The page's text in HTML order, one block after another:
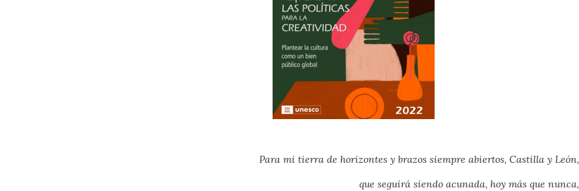
Para mi tierra de horizontes y brazos siempre abiertos, Castilla y León,
que seguirá siendo acunada, hoy más que nunca,